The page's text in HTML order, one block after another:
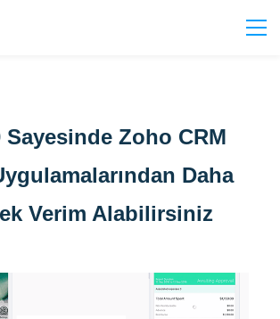
Sayesinde Zoho CRM
Daha
Verim Alabilirsiniz